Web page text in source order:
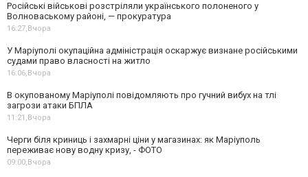
Російські військові розстріляли українського полоненого у
Волноваському районі, — прокуратура
16:27,Вчора
У Маріуполі окупаційна адміністрація оскаржує визнане російськими
судами право власності на житло
16:06,Вчора
В окупованому Маріуполі повідомляють про гучний вибух на тлі
загрози атаки БПЛА
11:21,Вчора
Черги біля криниць і захмарні ціни у магазинах: як Маріуполь
переживає нову водну кризу, - ФОТО
09:00,Вчора